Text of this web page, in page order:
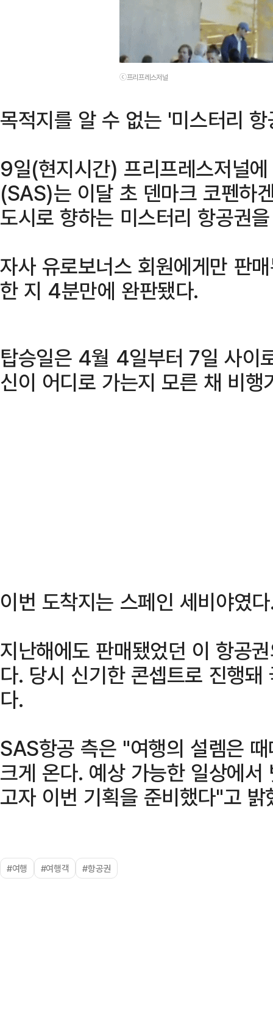
ⓒ프리프레스저널
목적지를 알 수 없는 '미스터리
9일(현지시간) 프리프레스저널
(SAS)는 이달 초 덴마크 코펜하
도시로 향하는 미스터리 항공권
자사 유로보너스 회원에게만 판
한 지 4분만에 완판됐다.
탑승일은 4월 4일부터 7일 사이
신이 어디로 가는지 모른 채 비행
이번 도착지는 스페인 세비야였
지난해에도 판매됐었던 이 항공
다. 당시 신기한 콘셉트로 진행
다.
SAS항공 측은 "여행의 설렘은
크게 온다. 예상 가능한 일상에
고자 이번 기획을 준비했다"고 밝
#여행 #여행객 #항공권